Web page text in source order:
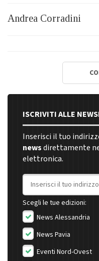
Andrea Corradini
ISCRIVITI ALLE
Inserisci il tuo
newsdirettamente
elettronica.
Indirizzo email
Scegli le tue edizioni:
News Alessandria
News Pavia
Eventi Nord-Ovest